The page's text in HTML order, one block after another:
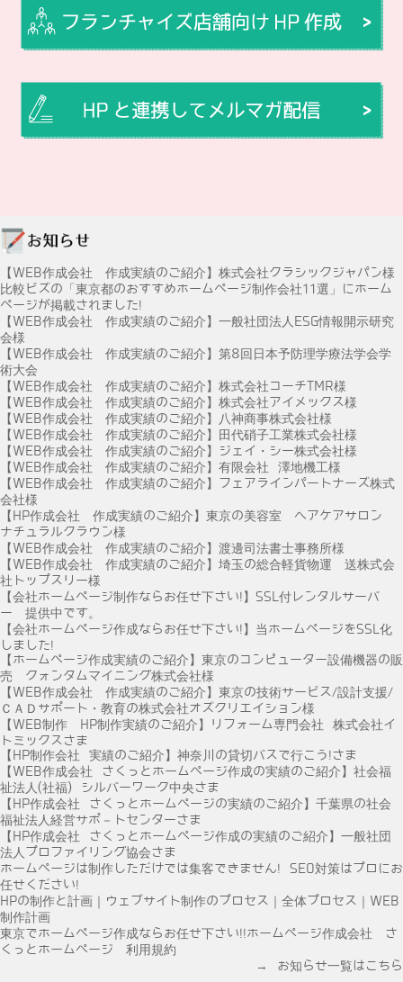
【WEB作成会社 作成実績のご紹介】株式会社クラシックジャパン様
比較ビズの「東京都のおすすめホームページ制作会社11選」にホーム
ページが掲載されました!
【WEB作成会社 作成実績のご紹介】一般社団法人ESG情報開示研究
会様
【WEB作成会社 作成実績のご紹介】第8回日本予防理学療法学会学
術大会
【WEB作成会社 作成実績のご紹介】株式会社コーチTMR様
【WEB作成会社 作成実績のご紹介】株式会社アイメックス様
【WEB作成会社 作成実績のご紹介】八神商事株式会社様
【WEB作成会社 作成実績のご紹介】田代硝子工業株式会社様
【WEB作成会社 作成実績のご紹介】ジェイ・シー株式会社様
【WEB作成会社 作成実績のご紹介】有限会社 澤地機工様
【WEB作成会社 作成実績のご紹介】フェアラインパートナーズ株式
会社様
【HP作成会社 作成実績のご紹介】東京の美容室 ヘアケアサロン
ナチュラルクラウン様
【WEB作成会社 作成実績のご紹介】渡邊司法書士事務所様
【WEB作成会社 作成実績のご紹介】埼玉の総合軽貨物運 送株式会
社トップスリー様
【会社ホームページ制作ならお任せ下さい!】SSL付レンタルサーバ
ー 提供中です。
【会社ホームページ作成ならお任せ下さい!】当ホームページをSSL化
しました!
【ホームページ作成実績のご紹介】東京のコンピューター設備機器の販
売 クォンタムマイニング株式会社様
【WEB作成会社 作成実績のご紹介】東京の技術サービス/設計支援/
ＣＡＤサポート・教育の株式会社オズクリエイション様
【WEB制作 HP制作実績のご紹介】リフォーム専門会社 株式会社イ
トミックスさま
【HP制作会社 実績のご紹介】神奈川の貸切バスで行こう!さま
【WEB作成会社 さくっとホームページ作成の実績のご紹介】社会福
祉法人(社福) シルバーワーク中央さま
【HP作成会社 さくっとホームページの実績のご紹介】千葉県の社会
福祉法人経営サポ－トセンターさま
【HP作成会社 さくっとホームページ作成の実績のご紹介】一般社団
法人プロファイリング協会さま
ホームページは制作しただけでは集客できません! SEO対策はプロにお
任せください!
HPの制作と計画｜ウェブサイト制作のプロセス｜全体プロセス｜WEB
制作計画
東京でホームページ作成ならお任せ下さい!!ホームページ作成会社 さ
くっとホームページ 利用規約
→ お知らせ一覧はこちら